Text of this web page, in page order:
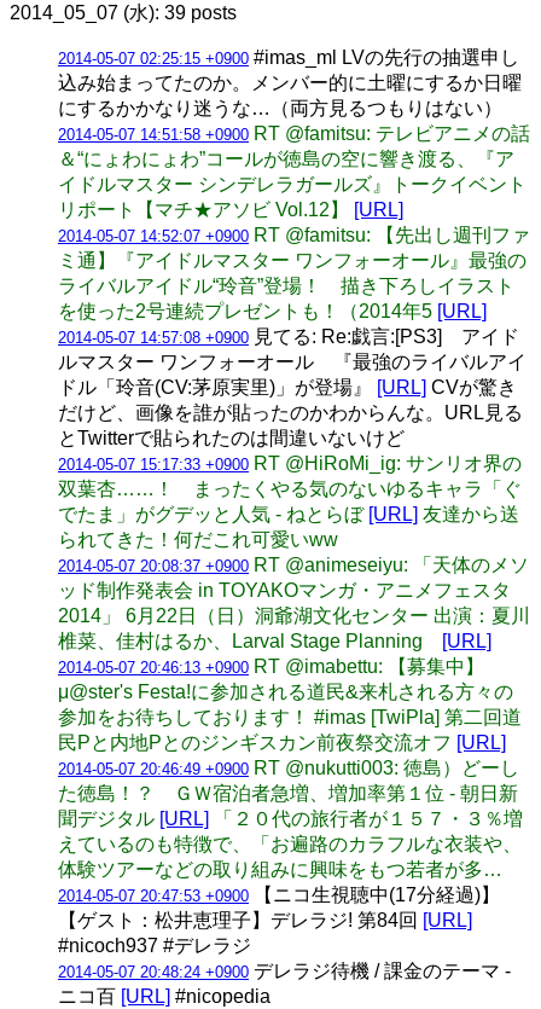
2014_05_07 (水): 39 posts
2014-05-07 02:25:15 +0900 #imas_ml LVの先行の抽選申し
込み始まってたのか。メンバー的に土曜にするか日曜
にするかかなり迷うな…（両方見るつもりはない）
2014-05-07 14:51:58 +0900 RT @famitsu: テレビアニメの話
＆“にょわにょわ”コールが徳島の空に響き渡る、『ア
イドルマスター シンデレラガールズ』トークイベント
リポート【マチ★アソビ Vol.12】
[URL]
2014-05-07 14:52:07 +0900 RT @famitsu: 【先出し週刊ファ
ミ通】『アイドルマスター ワンフォーオール』最強の
ライバルアイドル“玲音”登場！ 描き下ろしイラスト
を使った2号連続プレゼントも！（2014年5 [URL]
2014-05-07 14:57:08 +0900 見てる: Re:戯言:[PS3] アイド
ルマスター ワンフォーオール 『最強のライバルアイ
ドル「玲音(CV:茅原実里)」が登場』
[URL] CVが驚き
だけど、画像を誰が貼ったのかわからんな。URL見る
とTwitterで貼られたのは間違いないけど
2014-05-07 15:17:33 +0900 RT @HiRoMi_ig: サンリオ界の
双葉杏……！ まったくやる気のないゆるキャラ「ぐ
でたま」がグデッと人気 - ねとらぼ [URL] 友達から送
られてきた！何だこれ可愛いww
2014-05-07 20:08:37 +0900 RT @animeseiyu: 「天体のメソ
ッド制作発表会 in TOYAKOマンガ・アニメフェスタ
2014」 6月22日（日）洞爺湖文化センター 出演：夏川
椎菜、佳村はるか、Larval Stage Planning
[URL]
2014-05-07 20:46:13 +0900 RT @imabettu: 【募集中】
μ@ster's Festa!に参加される道民&来札される方々の
参加をお待ちしております！ #imas [TwiPla] 第二回道
民Pと内地Pとのジンギスカン前夜祭交流オフ [URL]
2014-05-07 20:46:49 +0900 RT @nukutti003: 徳島）どーし
た徳島！？ ＧＷ宿泊者急増、増加率第１位 - 朝日新
聞デジタル [URL]
「２０代の旅行者が１５７・３％増
えているのも特徴で、「お遍路のカラフルな衣装や、
体験ツアーなどの取り組みに興味をもつ若者が多…
2014-05-07 20:47:53 +0900 【ニコ生視聴中(17分経過)】
【ゲスト：松井恵理子】デレラジ! 第84回 [URL]
#nicoch937 #デレラジ
2014-05-07 20:48:24 +0900 デレラジ待機 / 課金のテーマ -
ニコ百 [URL] #nicopedia